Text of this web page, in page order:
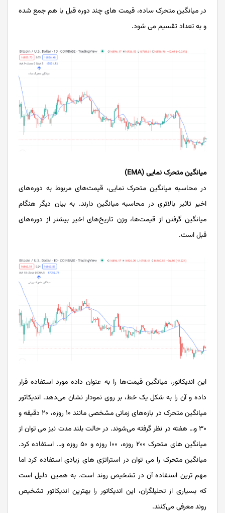
در میانگین متحرک ساده، قیمت ‌های چند دوره قبل با هم جمع شده
و به تعداد تقسیم می‌ شود.
میانگین متحرک نمایی (EMA)
در محاسبه میانگین متحرک نمایی، قیمت‌های مربوط به دوره‌های
اخیر تاثیر بالاتری در محاسبه میانگین دارند. به بیان دیگر هنگام
میانگین گرفتن از قیمت‌ها، وزن تاریخ‌های اخیر بیشتر از دوره‌های
قبل است.
این اندیکاتور، میانگین قیمت‌ها را به‌ عنوان داده مورد استفاده قرار
داده و آن را به شکل یک خط، بر روی نمودار نشان می‌دهد. اندیکاتور
میانگین متحرک در بازه‌های زمانی مشخصی مانند ۱۰ روزه، ۲۰ دقیقه‌ و
۳۰ و… هفته‌ در نظر گرفته می‌شوند. در حالت بلند مدت نیز می توان از
میانگین‌ های متحرک ۲۰۰ روزه، ۱۰۰ روزه و ۵۰ روزه و… استفاده کرد.
میانگین متحرک را می‌ توان در استراتژی ‌های زیادی استفاده کرد اما
مهم‌ ترین استفاده آن در تشخیص روند است. به همین دلیل است
که بسیاری از تحلیلگران، این اندیکاتور را بهترین اندیکاتور تشخیص
روند معرفی می‌کنند.